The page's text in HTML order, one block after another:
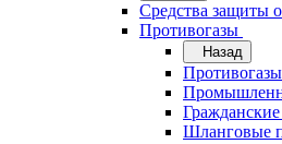
Средства защиты
Противогазы
Назад
Противогазы
Шланговые